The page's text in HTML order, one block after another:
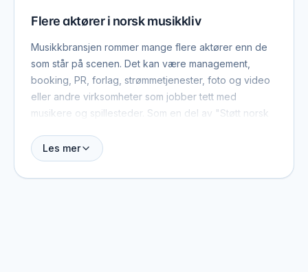
Flere aktører i norsk musikkliv
Musikkbransjen rommer mange flere aktører enn de
som står på scenen. Det kan være management,
booking, PR, forlag, strømmetjenester, foto og video
eller andre virksomheter som jobber tett med
musikere og spillesteder. Som en del av "Støtt norsk
organisasjonene som ikke passer inn i en bestemt
kategori, men som likevel spiller en viktig rolle for
norsk musikk.
Les mer